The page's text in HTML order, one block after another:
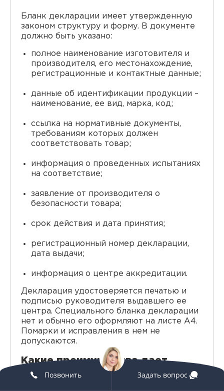
Бланк декларации имеет утвержденную
законом структуру и форму. В документе
должно быть указано:
полное наименование изготовителя и
производителя, его местонахождение,
регистрационные и контактные данные;
данные об идентификации продукции –
наименование, ее вид, марка, код;
ссылка на нормативные документы,
требованиям которых должен
соответствовать товар;
информация о проведенных испытаниях
на соответствие;
заявление от производителя о
безопасности товара;
срок действия и дата принятия;
регистрационный номер декларации,
дата выдачи;
информация о центре аккредитации.
Декларация удостоверяется печатью и
подписью руководителя выдавшего ее
центра. Специального бланка декларации
нет и обычно его оформляют на листе А4.
Помарки и исправления в нем не
допускаются.
Какие преимущества дает
декларация соответствия ТР ТС
Позвонить Задать вопрос